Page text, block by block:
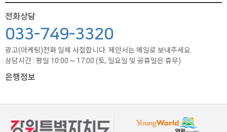
전화상담
033-749-3320
광고(마케팅)전화 일체 사절합니다. 제안서는 메일로 보내주세요.
상담시간 : 평일 10:00 ~ 17:00 (토, 일요일 및 공휴일은 휴무)
은행정보